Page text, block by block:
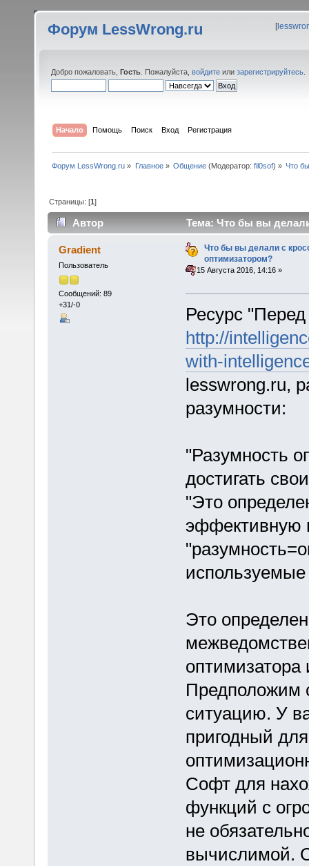
Форум LessWrong.ru [
Добро пожаловать, Гость . Пожалуйста, войдите или зарегистрируйтесь
Начало Помощь Поиск Вход Регистрация
Форум LessWrong.ru » Главное» Общение(Модератор: fil0sof) » Что
Страницы: [1]
Автор Тема: Что бы вы
Gradient
Пользователь
Сообщений: 89
+31/-0
Что бы вы делали с
оптимизатором?
«:15 Августа 2016, 14:16 »
Ресурс
http://
with-
lesswrong.ru,
разумности:
"Разумность
достигать
"Это
эффективную
Это
Предположим
ситуацию. У
пригодный
Софт для
функций с
не
вычислимой.